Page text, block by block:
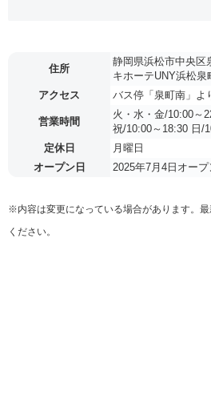
住所
静岡県浜松市中央区
キホーテUNY浜松泉
アクセス
バス停「泉町南」よ
営業時間
火・水・金/10:00～
祝/10:00～18:30 日/
定休日
月曜日
オープン日
2025年7月4日オープ
※内容は変更になっている場合があります。
ください。